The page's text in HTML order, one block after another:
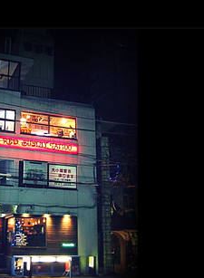
タトゥースタ
タトゥーデ
ーデザイン・画像の紹介（和彫り